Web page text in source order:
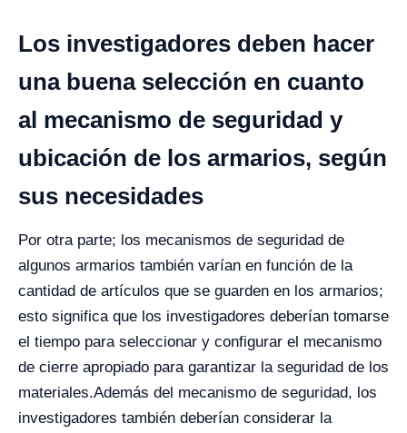
Los investigadores deben hacer
una buena selección en cuanto
al mecanismo de seguridad y
ubicación de los armarios, según
sus necesidades
Por otra parte; los mecanismos de seguridad de
algunos armarios también varían en función de la
cantidad de artículos que se guarden en los armarios;
esto significa que los investigadores deberían tomarse
el tiempo para seleccionar y configurar el mecanismo
de cierre apropiado para garantizar la seguridad de los
materiales.Además del mecanismo de seguridad, los
investigadores también deberían considerar la